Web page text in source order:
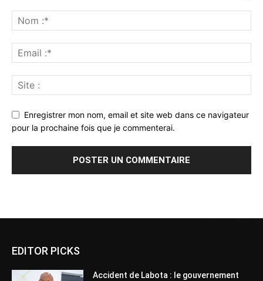
Enregistrer mon nom, email et site web dans ce navigateur
pour la prochaine fois que je commenterai.
EDITOR PICKS
Accident de Labota : le gouvernement